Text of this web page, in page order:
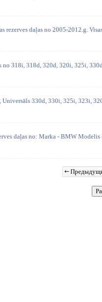
rezerves daļas no 2005-2012.g.
no 318i, 318d, 320d, 320i, 325i,
Universāls 330d, 330i, 325i, 323i,
daļas no: Marka - BMW Modelis